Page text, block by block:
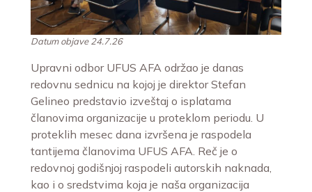
Datum objave 24.7.26
Upravni odbor UFUS AFA održao je danas
redovnu sednicu na kojoj je direktor Stefan
Gelineo predstavio izveštaj o isplatama
članovima organizacije u proteklom periodu. U
proteklih mesec dana izvršena je raspodela
tantijema članovima UFUS AFA. Reč je o
redovnoj godišnjoj raspodeli autorskih naknada,
kao i o sredstvima koja je naša organizacija